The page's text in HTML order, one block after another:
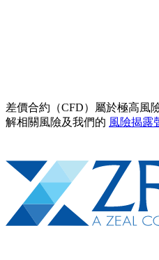
差價合約（CFD）屬於極高風
解相關風險及我們的 風險揭露